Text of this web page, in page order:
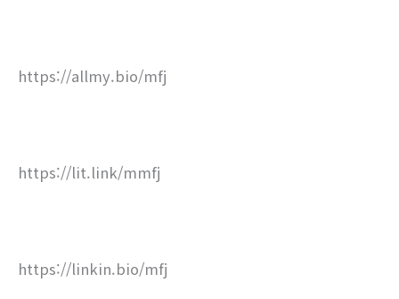
https://allmy.bio/mfj
https://lit.link/mmfj
https://linkin.bio/mfj